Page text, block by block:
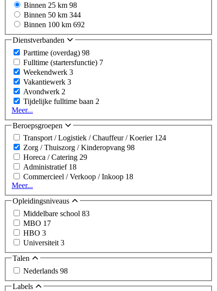
Binnen 25 km 98
Binnen 50 km 344
Binnen 100 km 692
Dienstverbanden
Parttime (overdag) 98
Fulltime (startersfunctie) 7
Weekendwerk 3
Vakantiewerk 3
Avondwerk 2
Tijdelijke fulltime baan 2
Meer...
Beroepsgroepen
Transport / Logistiek / Chauffeur / Koerier 124
Zorg / Thuiszorg / Kinderopvang 98
Horeca / Catering 29
Administratief 18
Commercieel / Verkoop / Inkoop 18
Meer...
Opleidingsniveaus
Middelbare school 83
MBO 17
HBO 3
Universiteit 3
Talen
Nederlands 98
Labels